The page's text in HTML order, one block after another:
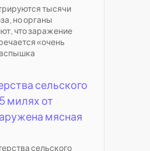
тысячи
но органы
что заражение
«очень
сельского
милях от
мясная
сельского